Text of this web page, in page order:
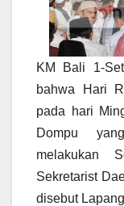
KM Bali 1-
bahwa Hari
pada hari
Dompu
melakukan
Sekretarist
disebut